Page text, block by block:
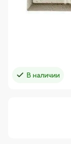
В наличии